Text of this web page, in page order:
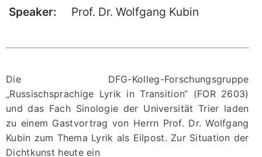
Speaker: Prof. Dr. Wolfgang Kubin
Die DFG-Kolleg-Forschungsgruppe
„Russischsprachige Lyrik in Transition“ (FOR 2603)
und das Fach Sinologie der Universität Trier laden
zu einem Gastvortrag von Herrn Prof. Dr. Wolfgang
Kubin zum Thema Lyrik als Eilpost. Zur Situation der
Dichtkunst heute ein